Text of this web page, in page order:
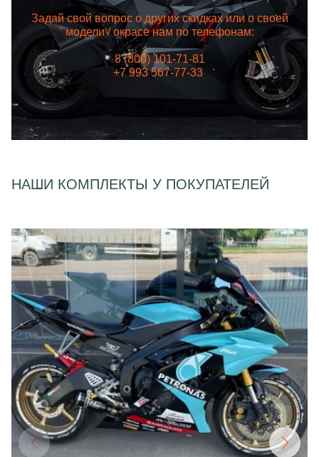
Задай свой вопрос о других скидках или о своей
модели / окрасе нам по телефонам:
8 (800) 101-71-81
+7 993 567-77-33
НАШИ КОМПЛЕКТЫ У ПОКУПАТЕЛЕЙ